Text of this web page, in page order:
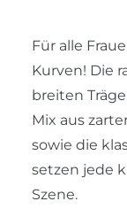
Für alle
Kurven! Die
breiten
Mix aus
sowie die
setzen jede
Szene.